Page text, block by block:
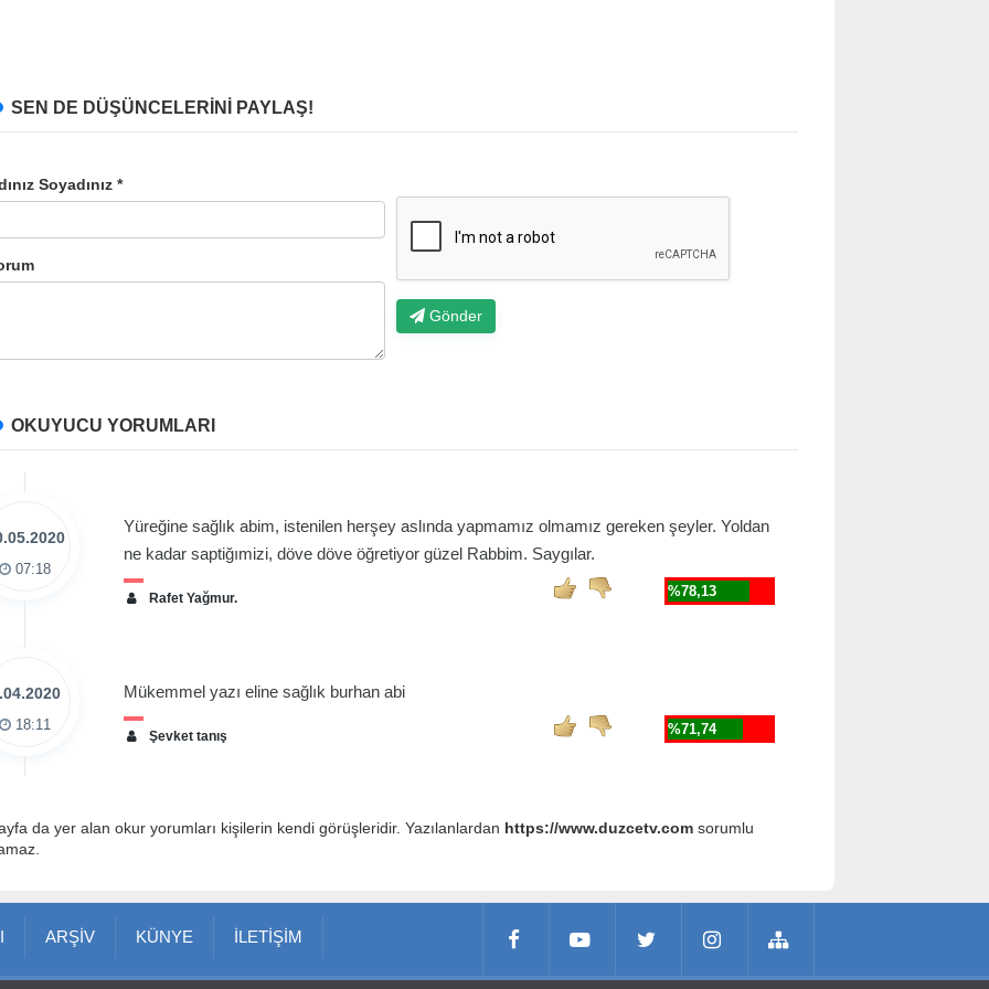
SEN DE DÜŞÜNCELERİNİ PAYLAŞ!
Soyadınız *
Gönder
OKUYUCU YORUMLARI
07:18
Yüreğine sağlık abim, istenilen herşey aslında yapmamız olmamız gereken şeyler. Yoldan
ne kadar saptiğımizi, döve döve öğretiyor güzel Rabbim. Saygılar.
%78,13
Rafet Yağmur.
18:11
Mükemmel yazı eline sağlık burhan abi
%71,74
Şevket tanış
da yer alan okur yorumları kişilerin kendi görüşleridir. Yazılanlardan https://www.duzcetv.comsorumlu
ARŞİV KÜNYE İLETİŞİM